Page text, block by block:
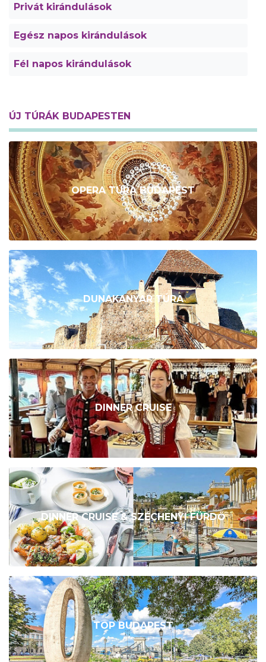
Privát kirándulások
Egész napos kirándulások
Fél napos kirándulások
ÚJ TÚRÁK BUDAPESTEN
OPERA TÚRA BUDAPEST
DUNAKANYAR TÚRA
DINNER CRUISE
DINNER CRUISE & SZÉCHENYI FÜRDŐ
TOP BUDAPEST